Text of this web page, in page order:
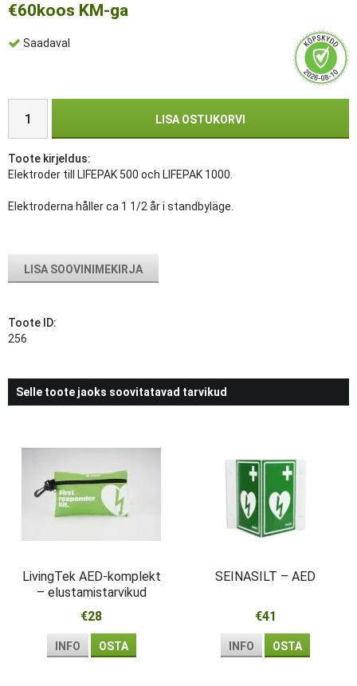
€60koos KM-ga
Saadaval
LISA OSTUKORVI
Toote kirjeldus:
Elektroder till LIFEPAK 500 och LIFEPAK 1000.
Elektroderna håller ca 1 1/2 år i standbyläge.
LISA SOOVINIMEKIRJA
Toote ID:
256
Selle toote jaoks soovitatavad tarvikud
LivingTek AED-komplekt
– elustamistarvikud
esmareageerijale
€28
INFO OSTA
SEINASILT – AED
€41
INFO OSTA